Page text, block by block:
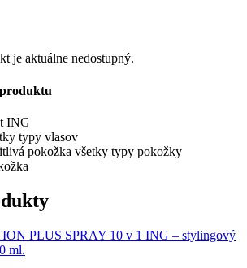
je aktuálne nedostupný.
ING
typy vlasov
pokožka všetky typy pokožky